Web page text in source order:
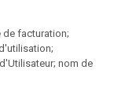
de facturation;
nom de